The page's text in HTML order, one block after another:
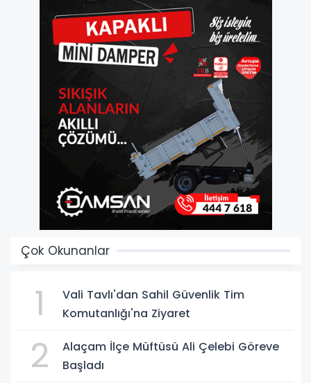
Çok Okunanlar
1
Vali Tavlı'dan Sahil Güvenlik Tim
Komutanlığı'na Ziyaret
2
Alaçam İlçe Müftüsü Ali Çelebi Göreve
Başladı